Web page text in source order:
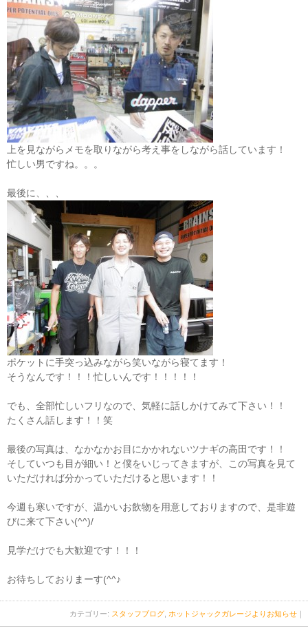
上を見ながらメモを取りながら考え事をしながら話しています！
忙しい男ですね。。。
最後に、、、
ポケットに手突っ込みながら笑いながら寝てます！
そうなんです！！！忙しいんです！！！！！
でも、全部忙しいフリなので、気軽に話しかけてみて下さい！！
たくさん話します！！笑
最後の写真は、なかなかお目にかかれないツナギの高田です！！
そしていつも目が細い！と僕をいじってきますが、この写真を見て
いただければ分かっていただけると思います！！
今週も寒いですが、温かいお飲物を用意しておりますので、是非遊
びに来て下さい(^^)/
見学だけでも大歓迎です！！！
お待ちしておりまーす(^^♪
カテゴリー: スタッフブログ ホットジャックガレージよりお知らせ ｜